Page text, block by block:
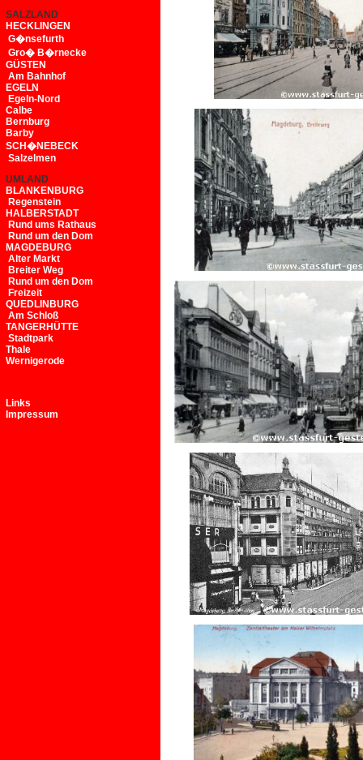
SALZLAND
HECKLINGEN
G�nsefurth
Gro� B�rnecke
GÜSTEN
Am Bahnhof
EGELN
Egeln-Nord
Calbe
Bernburg
Barby
SCH�NEBECK
Salzelmen
UMLAND
BLANKENBURG
Regenstein
HALBERSTADT
Rund ums Rathaus
Rund um den Dom
MAGDEBURG
Alter Markt
Breiter Weg
Rund um den Dom
Freizeit
QUEDLINBURG
Am Schloß
TANGERHÜTTE
Stadtpark
Thale
Wernigerode
Links
Impressum